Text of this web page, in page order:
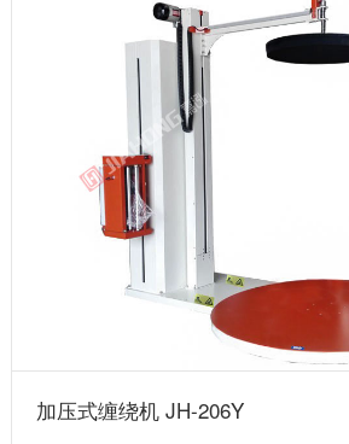
加压式缠绕机 JH-206Y